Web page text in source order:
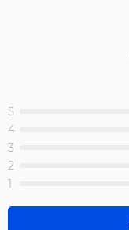
5
4
3
2
1